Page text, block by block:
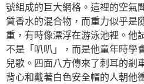
號組成的巨大網格。這裡的空氣
質香水的混合物，而重力似乎是
重，有時像漂浮在游泳池裡。他
不是「叭叭」，而是他童年時學
兒歌。四面八方傳來了刺耳的剎
背心和戴著白色安全帽的人朝他